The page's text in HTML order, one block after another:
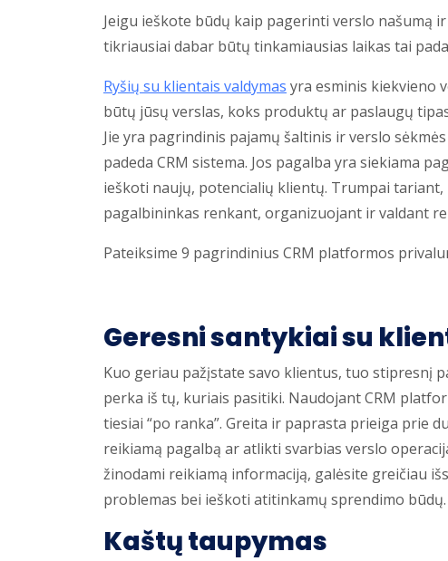
Jeigu ieškote būdų kaip pagerinti verslo našumą
tikriausiai dabar būtų tinkamiausias laikas tai
Ryšių su klientais valdymas yra esminis kiekvieno
būtų jūsų verslas, koks produktų ar paslaugų
Jie yra pagrindinis pajamų šaltinis ir verslo
padeda CRM sistema. Jos pagalba yra siekiama
ieškoti naujų, potencialių klientų. Trumpai
pagalbininkas renkant, organizuojant ir valdant
Pateiksime 9 pagrindinius CRM platformos
Geresni santykiai su
Kuo geriau pažįstate savo klientus, tuo stipresnį
perka iš tų, kuriais pasitiki. Naudojant CRM
tiesiai “po ranka”. Greita ir paprasta prieiga prie
reikiamą pagalbą ar atlikti svarbias verslo
žinodami reikiamą informaciją, galėsite greičiau
problemas bei ieškoti atitinkamų sprendimo būdų.
Kaštų taupymas